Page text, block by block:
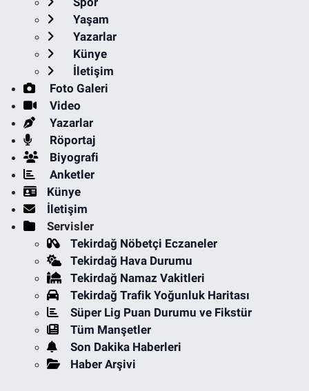
Yaşam
Yazarlar
Künye
İletişim
Foto Galeri
Video
Yazarlar
Röportaj
Biyografi
Anketler
Künye
İletişim
Servisler
Tekirdağ Nöbetçi Eczaneler
Tekirdağ Hava Durumu
Tekirdağ Namaz Vakitleri
Tekirdağ Trafik Yoğunluk Haritası
Süper Lig Puan Durumu ve Fikstür
Tüm Manşetler
Son Dakika Haberleri
Haber Arşivi